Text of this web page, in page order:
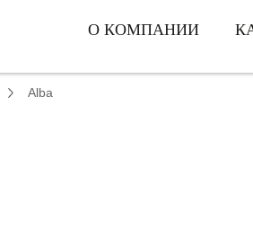
О КОМПАНИИ
Alba